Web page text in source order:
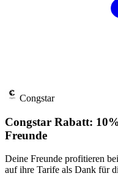
Congstar
Congstar Rabatt:
Freunde
Deine Freunde profitieren
auf ihre Tarife als Dank für